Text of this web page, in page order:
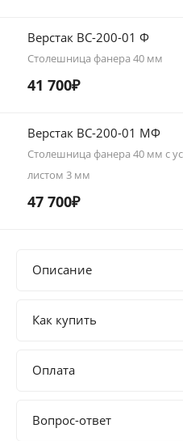
Верстак ВС-200-01 Ф
Столешница фанера 40 мм
41 700₽
Верстак ВС-200-01 МФ
Столешница фанера 40 мм с
листом 3 мм
47 700₽
Описание
Как купить
Оплата
Вопрос-ответ